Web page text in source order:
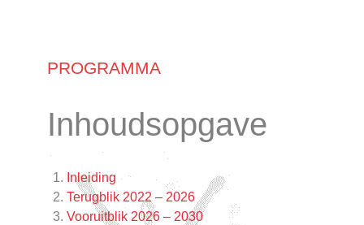
PROGRAMMA
Inhoudsopgave
Inleiding
Terugblik 2022 – 2026
Vooruitblik 2026 – 2030